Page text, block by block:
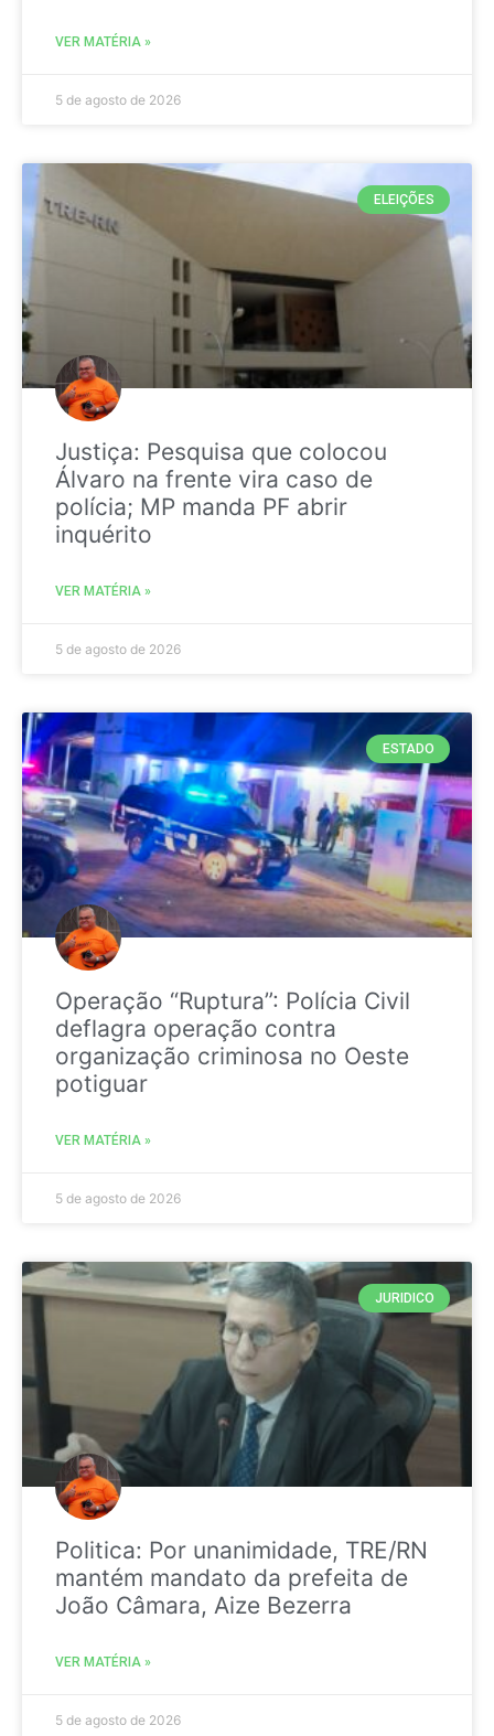
VER MATÉRIA »
5 de agosto de 2026
ELEIÇÕES
Justiça: Pesquisa que colocou
Álvaro na frente vira caso de
polícia; MP manda PF abrir
inquérito
VER MATÉRIA »
5 de agosto de 2026
ESTADO
Operação “Ruptura”: Polícia Civil
deflagra operação contra
organização criminosa no Oeste
potiguar
VER MATÉRIA »
5 de agosto de 2026
JURIDICO
Politica: Por unanimidade, TRE/RN
mantém mandato da prefeita de
João Câmara, Aize Bezerra
VER MATÉRIA »
5 de agosto de 2026